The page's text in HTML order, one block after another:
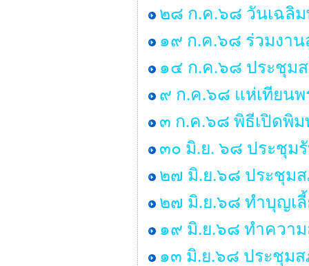
๒๘ ก.ค.๖๘ วันเฉลิม
๑๙ ก.ค.๖๘ ร่วมงา
๑๔ ก.ค.๖๘ ประชุม
๙ ก.ค.๖๘ แห่เทียน
๓ ก.ค.๖๘ พิธีเปิดพิ
๓๐ มิ.ย. ๖๘ ประชุม
๒๗ มิ.ย.๖๘ ประชุม
๒๗ มิ.ย.๖๘ ทำบุญเลี้
๑๙ มิ.ย.๖๘ ทำควา
๑๓ มิ.ย.๖๘ ประชุมส